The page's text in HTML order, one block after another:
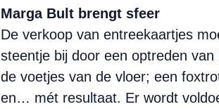
Marga Bult brengt sfeer
De verkoop van entreekaartjes
steentje bij door een optreden
de voetjes van de vloer; een
en… mét resultaat. Er wordt